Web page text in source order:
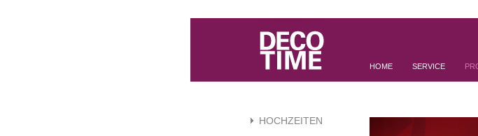
HOME SERVICE
HOCHZEITEN